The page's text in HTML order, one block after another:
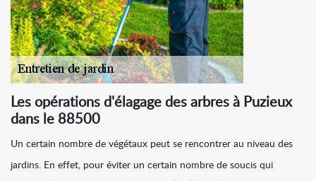
Les opérations d'élagage des arbres à Puzieux
dans le 88500
Un certain nombre de végétaux peut se rencontrer au niveau des
jardins. En effet, pour éviter un certain nombre de soucis qui